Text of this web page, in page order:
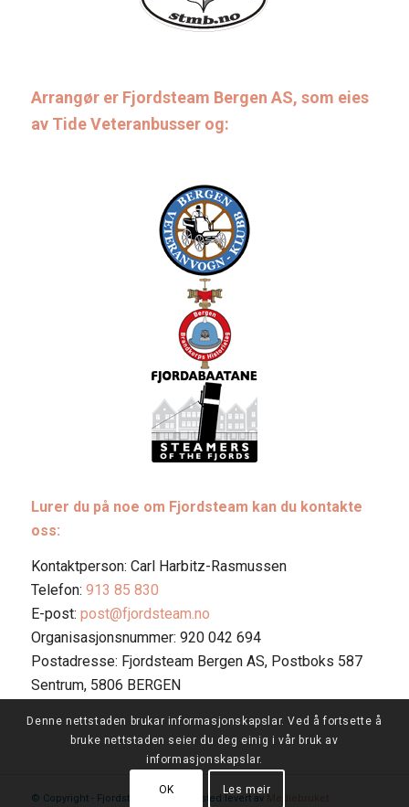
Arrangør er Fjordsteam Bergen AS, som eies
av Tide Veteranbusser og:
Lurer du på noe om Fjordsteam kan du kontakte
oss:
Kontaktperson: Carl Harbitz-Rasmussen
Telefon: 913 85 830
E-post: post@fjordsteam.no
Organisasjonsnummer: 920 042 694
Postadresse: Fjordsteam Bergen AS, Postboks 587
Sentrum, 5806 BERGEN
© Copyright - Fjordsteam 2026. Nettsted levert av
Denne nettstaden brukar informasjonskapslar. Ved å fortsette å
bruke nettstaden seier du deg einig i vår bruk av
informasjonskapslar.
OK Les meir